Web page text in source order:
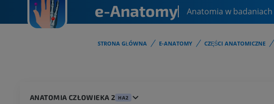
e-Anatomy Anatomia w badaniach
STRONA GŁÓWNA E-ANATOMY CZĘŚCI ANATOMICZNE
ANATOMIA CZŁOWIEKA 2 HA2